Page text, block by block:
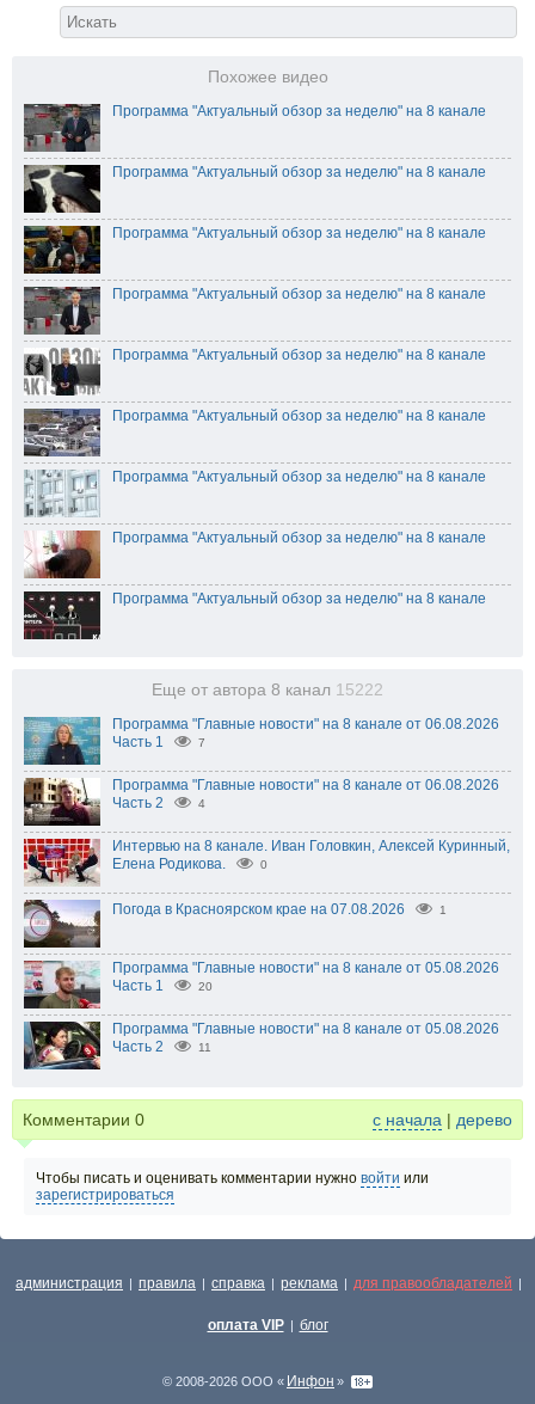
Похожее видео
Программа "Актуальный обзор за неделю" на 8 канале
Программа "Актуальный обзор за неделю" на 8 канале
Программа "Актуальный обзор за неделю" на 8 канале
Программа "Актуальный обзор за неделю" на 8 канале
Программа "Актуальный обзор за неделю" на 8 канале
Программа "Актуальный обзор за неделю" на 8 канале
Программа "Актуальный обзор за неделю" на 8 канале
Программа "Актуальный обзор за неделю" на 8 канале
Программа "Актуальный обзор за неделю" на 8 канале
Еще от автора 8 канал 15222
Программа "Главные новости" на 8 канале от 06.08.2026
Часть 1
7
Программа "Главные новости" на 8 канале от 06.08.2026
Часть 2
4
Интервью на 8 канале. Иван Головкин, Алексей Куринный,
Елена Родикова.
0
Погода в Красноярском крае на 07.08.2026 1
Программа "Главные новости" на 8 канале от 05.08.2026
Часть 1
20
Программа "Главные новости" на 8 канале от 05.08.2026
Часть 2
11
Комментарии 0 с начала | дерево
Чтобы писать и оценивать комментарии нужно войти или
зарегистрироваться
администрация | правила | справка | реклама | для правообладателей |
оплата VIP | блог
© 2008-2026 ООО « Инфон »